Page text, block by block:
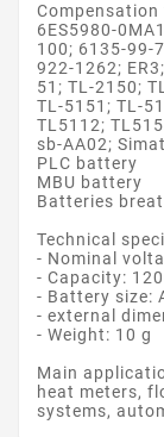
Compensation
6ES5980-
100; 6135-99-
922-1262;
51; TL-2150;
TL-5151; TL-
TL5112;
sb-AA02;
PLC battery
MBU battery
Batteries
Technical
- Nominal
- Capacity:
- Battery size:
- external
- Weight: 10 g
Main
heat meters,
systems,